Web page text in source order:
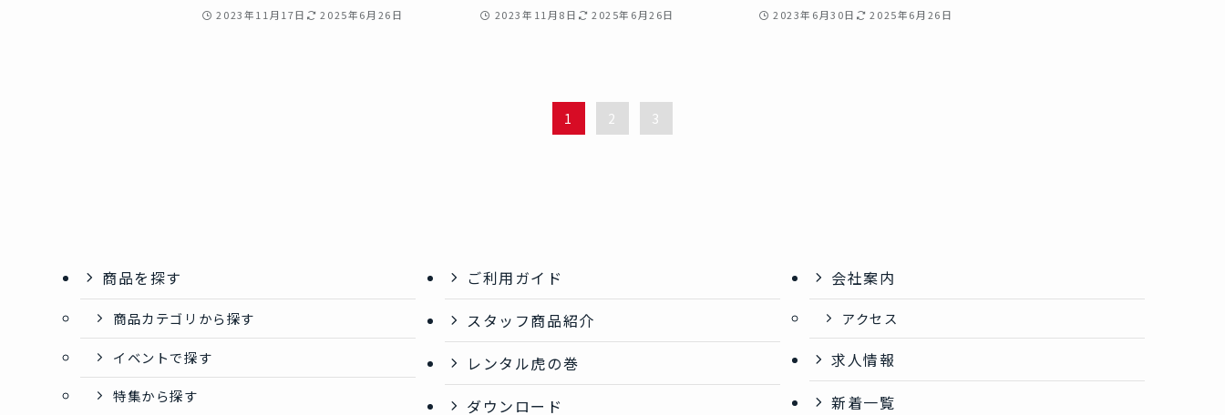
2023年11月17日 2025年6月26日 2023年11月8日 2025年6月26日 2023年6月30日 2025年6月26日
1 2 3
商品を探す
商品カテゴリから探す
イベントで探す
特集から探す
ご利用ガイド
スタッフ商品紹介
レンタル虎の巻
ダウンロード
会社案内
アクセス
求人情報
新着一覧